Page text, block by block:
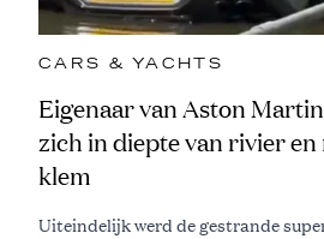
CARS & YACHTS
Eigenaar van Aston
zich in diepte van rivier
klem
Uiteindelijk werd de gestrande